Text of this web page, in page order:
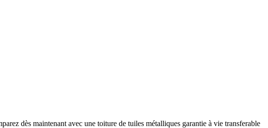
dès maintenant avec une toiture de tuiles métalliques garantie à vie transferable